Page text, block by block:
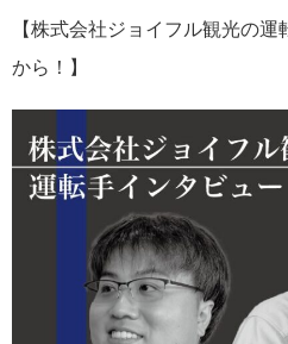
【株式会社ジョイフル観光の
から！】